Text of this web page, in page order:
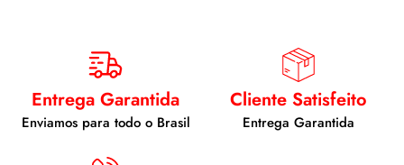
Entrega Garantida
Enviamos para todo o Brasil
Cliente Satisfeito
Entrega Garantida